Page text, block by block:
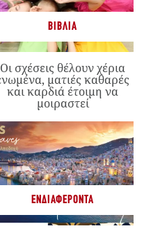
ΒΙΒΛΊΑ
Οι σχέσεις θέλουν χέρια
ματιές καθαρές
και καρδιά έτοιμη να
μοιραστεί
ΕΝΔΙΑΦΈΡΟΝΤΑ